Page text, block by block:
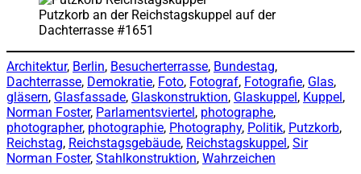
Putzkorb an der Reichstagskuppel auf der
Dachterrasse #1651
Architektur, Berlin, Besucherterrasse, Bundestag
Dachterrasse, Demokratie, Foto, Fotograf, Fotografie, Glas
gläsern, Glasfassade, Glaskonstruktion, Glaskuppel, Kuppel
Norman Foster, Parlamentsviertel, photographe
photographer, photographie, Photography, Politik, Putzkorb
Reichstag, Reichstagsgebäude, Reichstagskuppel, Sir
Norman Foster, Stahlkonstruktion, Wahrzeichen